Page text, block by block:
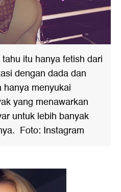
itu hanya fetish dari
dengan dada dan
hanya menyukai
yang menawarkan
untuk lebih banyak
Foto: Instagram